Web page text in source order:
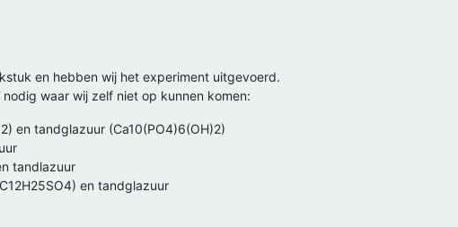
en hebben wij het experiment uitgevoerd.
waar wij zelf niet op kunnen komen:
en tandglazuur (Ca10(PO4)6(OH)2)
tandlazuur
en tandglazuur